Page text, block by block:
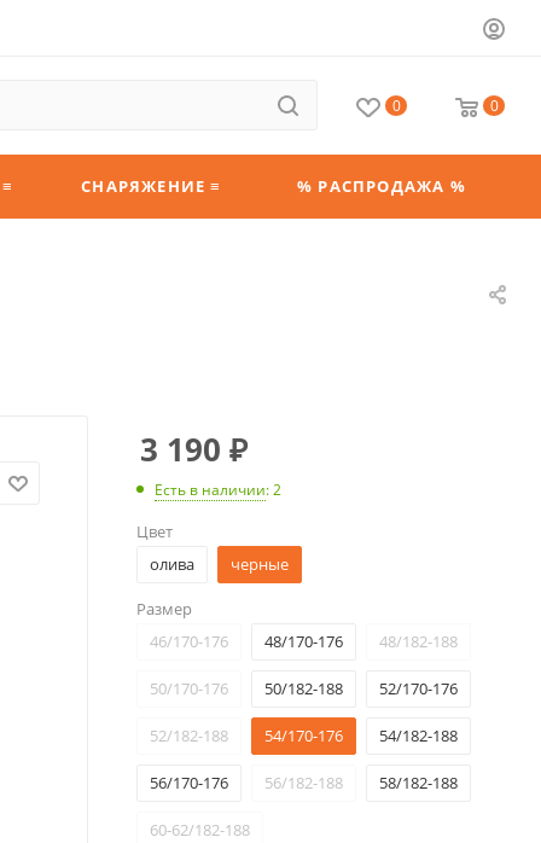
0 0
СНАРЯЖЕНИЕ ≡ % РАСПРОДАЖА %
3 190 ₽
Есть в наличии: 2
Цвет
олива
черные
Размер
46/170-176
48/170-176 48/182-188
50/170-176 50/182-188 52/170-176
52/182-188 54/170-176 54/182-188
56/170-176 56/182-188 58/182-188
60-62/182-188